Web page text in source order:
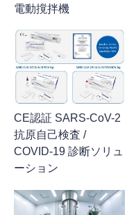
電動撹拌機
CE認証 SARS-CoV-2
抗原自己検査 /
COVID-19 診断ソリュ
ーション